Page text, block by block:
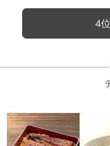
4